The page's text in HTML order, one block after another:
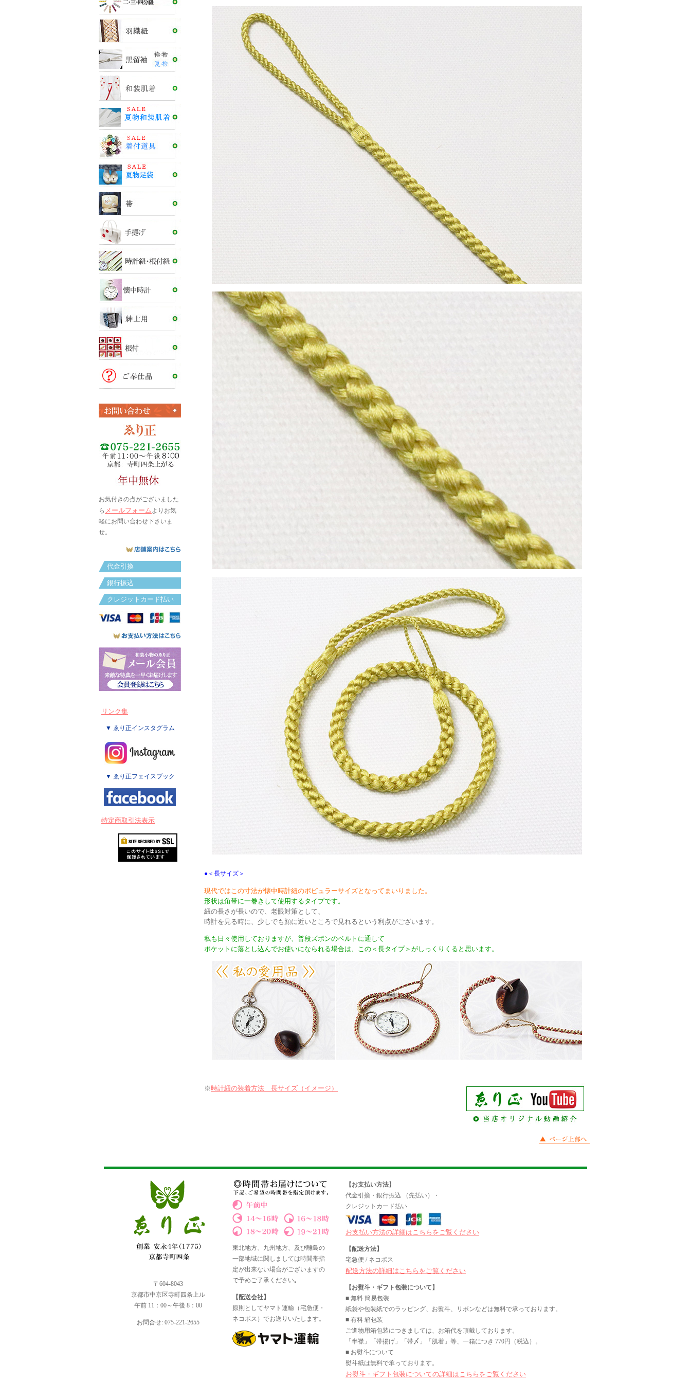
お気付きの点がございました
ら メールフォームよりお気
軽にお問い合わせ下さいま
せ。
代金引換
銀行振込
クレジットカード払い
リンク集
▼ ゑり正インスタグラム
▼ ゑり正フェイスブック
特定商取引法表示
●＜長サイズ＞
現代ではこの寸法が懐中時計紐のポピュラーサイズとなってまいりました。
形状は角帯に一巻きして使用するタイプです。
紐の長さが長いので、老眼対策として、
時計を見る時に、少しでも顔に近いところで見れるという利点がございます。
私も日々使用しておりますが、普段ズボンのベルトに通して
ポケットに落とし込んでお使いになられる場合は、この＜長タイプ＞がしっくりくると思います。
※ 時計紐の装着方法 長サイズ（イメージ）
〒604-8043
京都市中京区寺町四条上ル
午前 11：00～午後 8：00
お問合せ: 075-221-2655
東北地方、九州地方、及び離島の
一部地域に関しましては時間帯指
定が出来ない場合がございますの
で予めご了承ください｡
【配送会社】
原則としてヤマト運輸（宅急便・
ネコポス）でお送りいたします。
【お支払い方法】
代金引換・銀行振込 （先払い）・
クレジットカード払い
お支払い方法の詳細はこちらをご覧ください
【配送方法】
宅急便 / ネコポス
配送方法の詳細はこちらをご覧ください
【お熨斗・ギフト包装について】
■ 無料 簡易包装
紙袋や包装紙でのラッピング、お熨斗、リボンなどは無料で承っております。
■ 有料 箱包装
ご進物用箱包装につきましては、お箱代を頂戴しております。
「半襟」「帯揚げ」「帯〆」「肌着」等、一箱につき 770円（税込）。
■ お熨斗について
熨斗紙は無料で承っております。
お熨斗・ギフト包装についての詳細はこちらをご覧ください